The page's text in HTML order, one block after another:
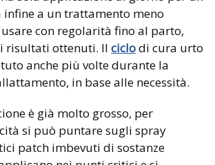
infine a un trattamento meno
con regolarità fino al parto,
risultati ottenuti. Il ciclodi cura urto
anche più volte durante la
in base alle necessità.
è già molto grosso, per
si può puntare sugli spray
patch imbevuti di sostanze